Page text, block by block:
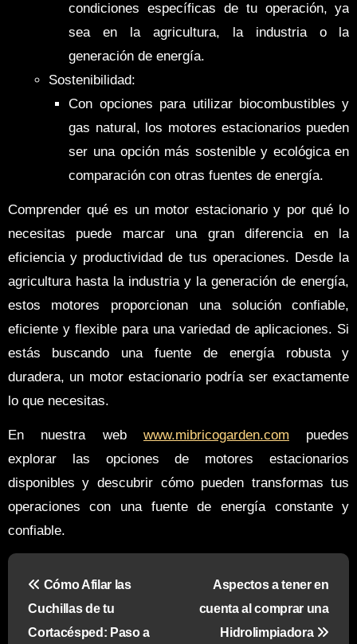
condiciones específicas de tu operación, ya
sea en la agricultura, la industria o la
generación de energía.
Sostenibilidad:
Con opciones para utilizar biocombustibles y
gas natural, los motores estacionarios pueden
ser una opción más sostenible y ecológica en
comparación con otras fuentes de energía.
Comprender qué es un motor estacionario y por qué lo
necesitas puede marcar una gran diferencia en la
eficiencia y productividad de tus operaciones. Desde la
agricultura hasta la industria y la generación de energía,
estos motores proporcionan una solución confiable,
eficiente y flexible para una variedad de aplicaciones. Si
estás buscando una fuente de energía robusta y
duradera, un motor estacionario podría ser exactamente
lo que necesitas.
En nuestra web www.mibricogarden.com puedes
explorar las opciones de motores estacionarios
disponibles y descubrir cómo pueden transformas tus
operaciones con una fuente de energía constante y
confiable.
N
Cómo Afilar las
Cuchillas de tu
Cortacésped: Paso a
Aspectos a tener en
cuenta al comprar una
Hidrolimpiadora